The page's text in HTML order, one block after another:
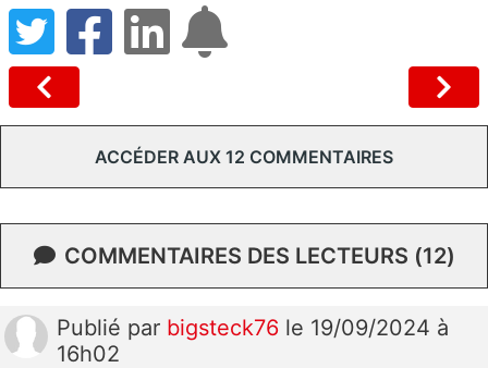
ACCÉDER AUX 12 COMMENTAIRES
COMMENTAIRES DES LECTEURS (12)
Publié par bigsteck76 le 19/09/2024 à
16h02